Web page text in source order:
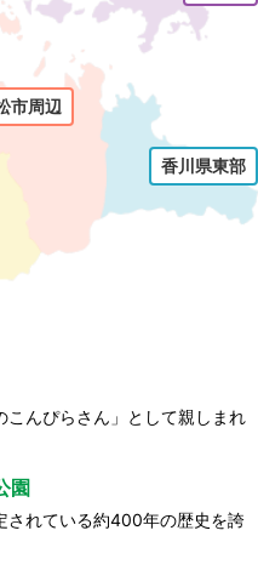
市周辺
香川県東部
こんぴらさん」として親しまれ
園
されている約400年の歴史を誇